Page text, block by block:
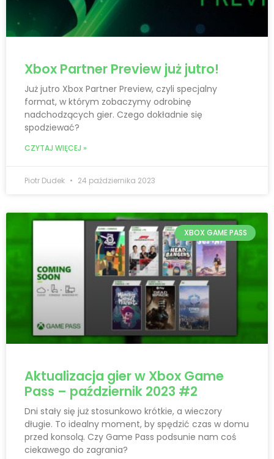
Xbox Partner Preview już jutro!
Już jutro Xbox Partner Preview, czyli specjalny
format, w którym zobaczymy odrobinę
nadchodzących gier. Czego dokładnie się
spodziewać?
CZYTAJ WIĘCEJ »
Piotr Dudek 24 października 2023
XBOX GAME PASS
Aktualizacja gier w Xbox Game
Pass – październik 2023 #2
Dni stały się już stosunkowo krótkie, a wieczory
długie. To idealny moment, by spędzić czas w domu
przed konsolą. Czy Game Pass podsunie nam coś
ciekawego do zagrania?